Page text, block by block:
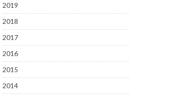
2019
2018
2017
2016
2015
2014